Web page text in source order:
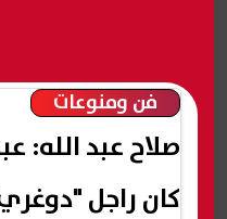
فن ومنوعات
صلاح عبد الله:
كان راجل